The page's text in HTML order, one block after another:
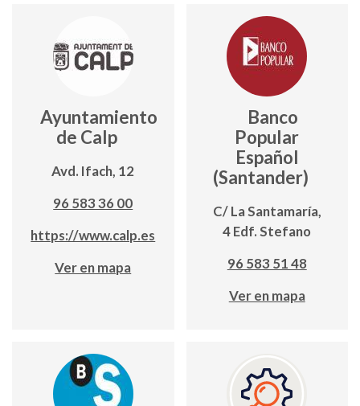
Ayuntamiento
de Calp
Avd. Ifach, 12
96 583 36 00
https://www.calp.es
Ver en mapa
Banco
Popular
Español
(Santander)
C/ La Santamaría,
4 Edf. Stefano
96 583 51 48
Ver en mapa